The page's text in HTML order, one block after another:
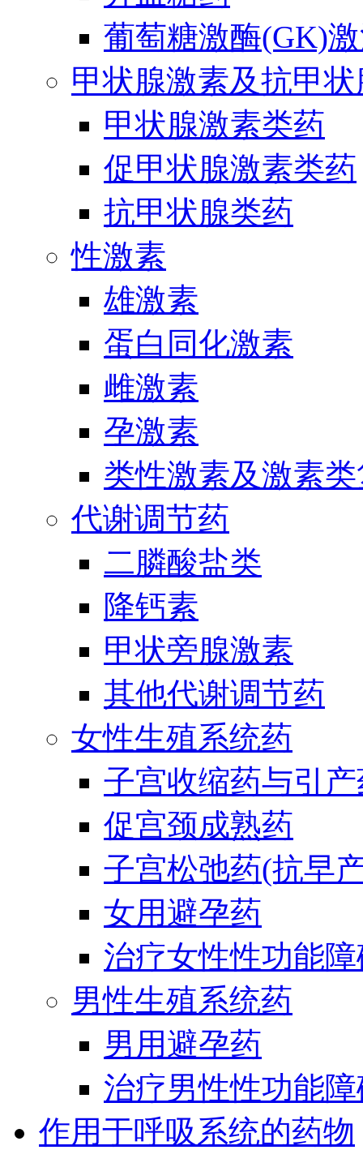
葡萄糖激酶(GK)
甲状腺激素及抗甲
甲状腺激素类药
促甲状腺激素类药
抗甲状腺类药
性激素
雄激素
蛋白同化激素
雌激素
孕激素
类性激素及激素
代谢调节药
二膦酸盐类
降钙素
甲状旁腺激素
其他代谢调节药
女性生殖系统药
子宫收缩药与引
促宫颈成熟药
子宫松弛药(抗早
女用避孕药
治疗女性性功能
男性生殖系统药
男用避孕药
治疗男性性功能
作用于呼吸系统的药物